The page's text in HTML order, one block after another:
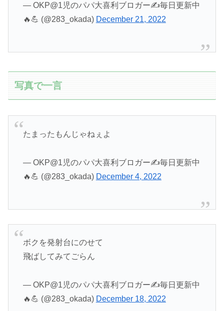
— OKP@1児のパパ大喜利ブロガー✍️毎日更新中
🔥💪 (@283_okada) December 21, 2022
写真で一言
たまったもんじゃねぇよ
— OKP@1児のパパ大喜利ブロガー✍️毎日更新中
🔥💪 (@283_okada) December 4, 2022
ボクを発射台にのせて
飛ばしてみてごらん
— OKP@1児のパパ大喜利ブロガー✍️毎日更新中
🔥💪 (@283_okada) December 18, 2022